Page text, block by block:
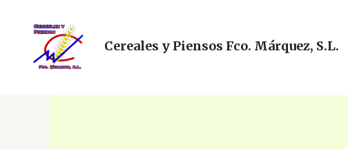
contenido
Cereales y Piensos Fco. Márquez, S.L.